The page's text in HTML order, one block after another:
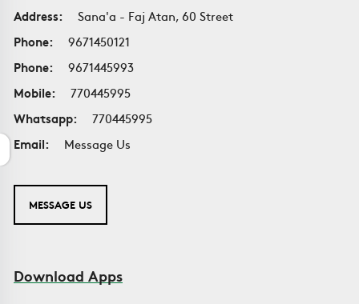
Address:
Sana'a - Faj Atan, 60 Street
Phone:
9671450121
Phone:
9671445993
Mobile:
770445995
Whatsapp:
770445995
Email:
Message Us
MESSAGE US
Download Apps